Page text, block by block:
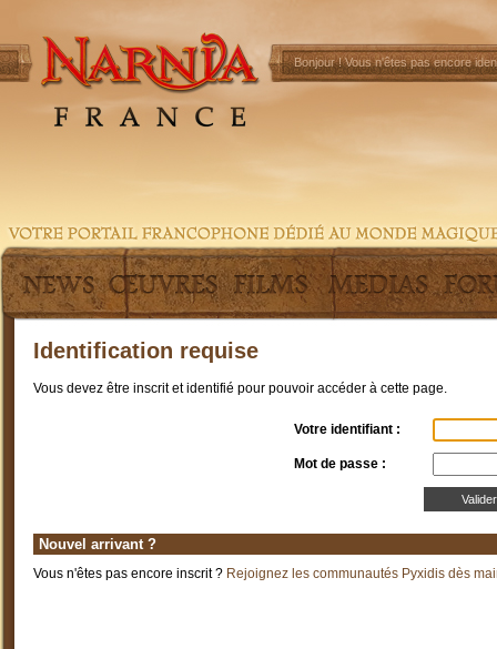
Bonjour !Vous n'êtes pas encore
Identification requise
Vous devez être inscrit et identifié pour pouvoir accéder à cette page.
Votre identifiant :
Mot de passe :
Nouvel arrivant ?
Vous n'êtes pas encore inscrit ? Rejoignez les communautés Pyxidis dès